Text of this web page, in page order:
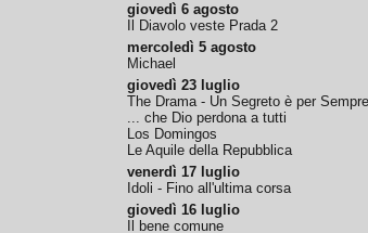
giovedì 6 agosto
Il Diavolo veste Prada 2
mercoledì 5 agosto
Michael
giovedì 23 luglio
The Drama - Un Segreto è per Sempre
... che Dio perdona a tutti
Los Domingos
Le Aquile della Repubblica
venerdì 17 luglio
Idoli - Fino all'ultima corsa
giovedì 16 luglio
Il bene comune